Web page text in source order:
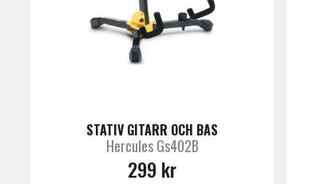
STATIV GITARR OCH BAS
Hercules Gs402B
299 kr